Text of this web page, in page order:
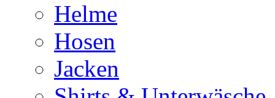
Helme
Hosen
Jacken